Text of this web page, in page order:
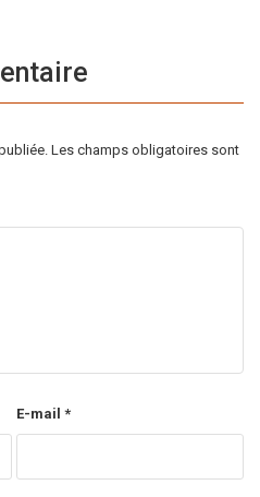
Les champs obligatoires sont
E-mail *